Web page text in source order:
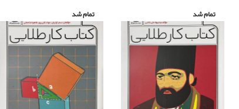
تمام شد تمام شد